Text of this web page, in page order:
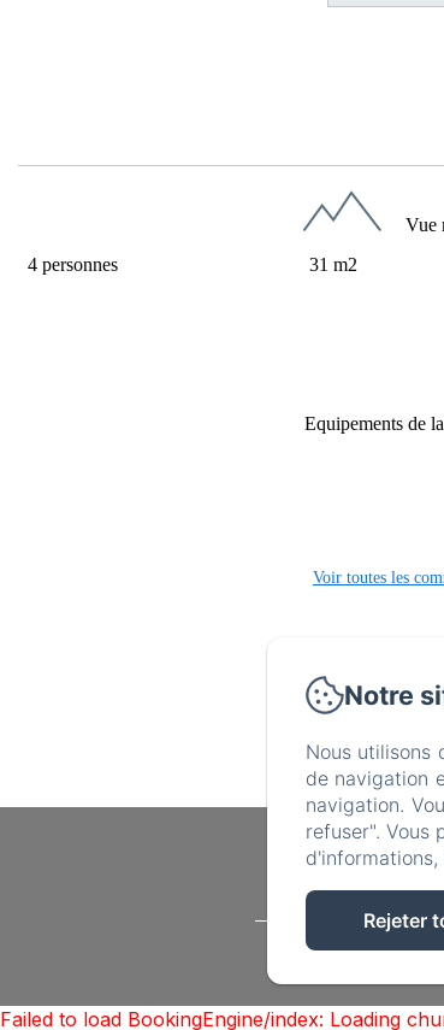
Vue
4 personnes
31 m2
Equipements de
Voir toutes les
Hôtel à
Failed to load BookingEngine/index: Loading
Notre
Nous utilisons
de navigation
navigation.
refuser". Vous
Rejeter